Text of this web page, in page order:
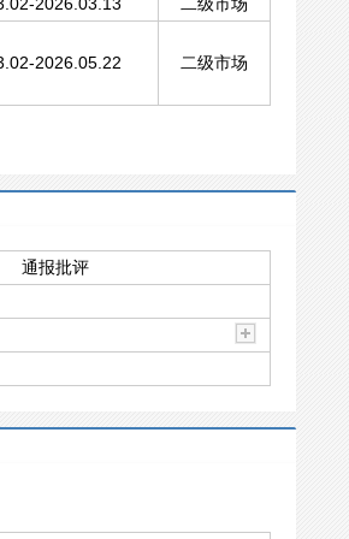
2026.03.13 二级市场
2026.05.22 二级市场
通报批评